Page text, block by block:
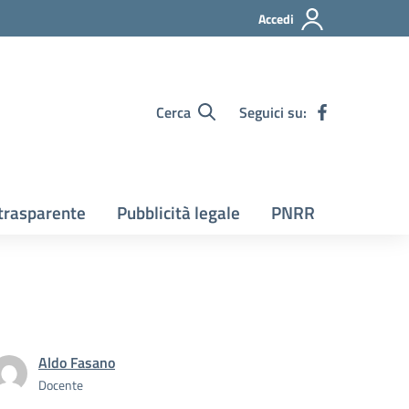
Accedi
Cerca Seguici su:
Pubblicità legale PNRR
Aldo Fasano
Docente